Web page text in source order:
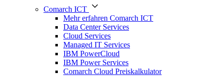
Comarch ICT
Mehr erfahren Comarch ICT
Data Center Services
Cloud Services
Managed IT Services
IBM PowerCloud
IBM Power Services
Comarch Cloud Preiskalkulator